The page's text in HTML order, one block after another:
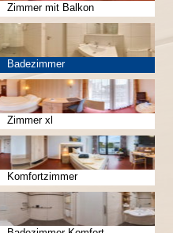
Zimmer mit Balkon
Badezimmer
Zimmer xl
Komfortzimmer